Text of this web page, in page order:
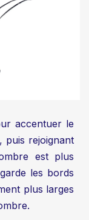
accentuer le
puis rejoignant
est plus
les bords
plus larges